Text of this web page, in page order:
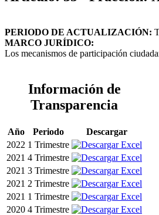
PERIODO DE ACTUALIZACIÓN:
MARCO JURÍDICO:
Los mecanismos de participación
Información de
Transparencia
Año Periodo
Descargar
2022 1 Trimestre
2021 4 Trimestre
2021 3 Trimestre
2021 2 Trimestre
2021 1 Trimestre
2020 4 Trimestre